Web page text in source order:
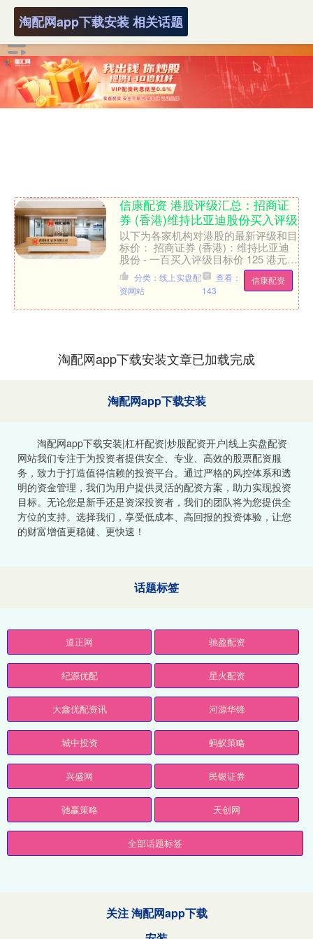
淘配网app下载安装 相关话题
信康配资 港股评级汇总：招商证
券 (香港)维持比亚迪股份买入评级
以下为各家机构对港股的最新评级和目
标价： 招商证券 (香港)：维持比亚迪
股份 - 一百买入评级目标价 125 港元
招商证券 (香港) 就比亚迪股份 - 一百
....
信康配资
分类：线上实盘配
资网站
查看：
143
淘配网app下载安装文章已加载完成
淘配网app下载安装
淘配网app下载安装|杠杆配资|炒股配资开户|线上实盘配资
网站我们专注于为投资者提供安全、专业、高效的股票配资服
务，致力于打造值得信赖的投资平台。通过严格的风控体系和透
明的资金管理，我们为用户提供灵活的配资方案，助力实现投资
目标。无论您是新手还是资深投资者，我们的团队将为您提供全
方位的支持。选择我们，享受低成本、高回报的投资体验，让您
的财富增值更稳健、更快速！
话题标签
道正网 驰盈配资
纪源优配 星火配资
大鑫优配资讯 河源华锋
城中投资 蚂蚁策略
兴盛网 民银证券
驰赢策略 天创网
全部话题标签
关注 淘配网app下载